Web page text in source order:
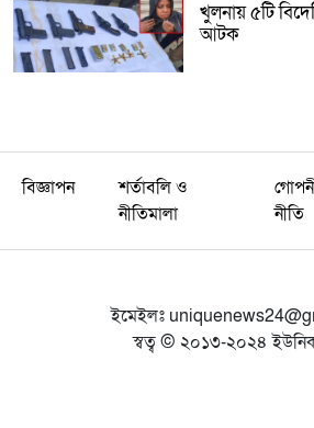
খুলনায় ৫টি
আটক
বিজ্ঞাপন
শর্তাবলি ও
নীতিমালা
নীতি
ইমেইলঃ
স্বত্ব © ২০১৩-২০২৪